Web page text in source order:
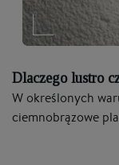
Dlaczego lustro
W określonych
ciemnobrązowe